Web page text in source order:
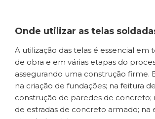
Onde utilizar as telas
A utilização das telas é essencial em
de obra e em várias etapas do
assegurando uma construção firme.
na criação de fundações; na feitura
construção de paredes de concreto;
de estradas de concreto armado; na